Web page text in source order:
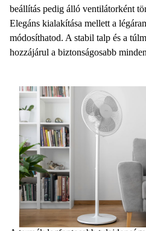
beállítás pedig álló ventilátorként
Elegáns kialakítása mellett a
módosíthatod. A stabil talp és a
hozzájárul a biztonságosabb